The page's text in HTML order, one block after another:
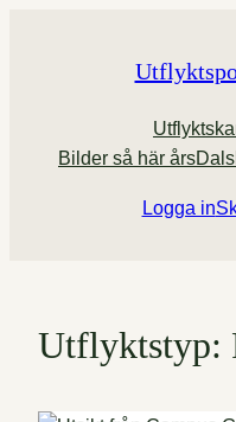
Bilder så här års
Logga in
Utflyktstyp: